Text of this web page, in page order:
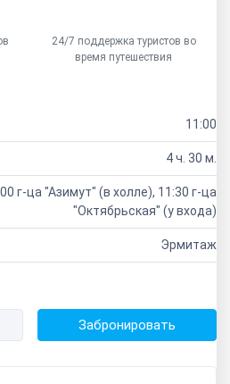
24/7 поддержка туристов во
время путешествия
11:00
4 ч. 30 м.
г-ца "Азимут" (в холле), 11:30 г-ца
"Октябрьская" (у входа)
Эрмитаж
Забронировать